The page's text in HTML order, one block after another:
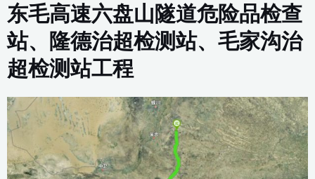
东毛高速六盘山隧道危险品检查
站、隆德治超检测站、毛家沟治
超检测站工程